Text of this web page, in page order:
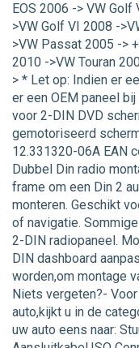
EOS 2006 -> VW
>VW Golf VI 2008 -
>VW Passat 2005 ->
2010 ->VW Touran
> * Let op: Indien er
er een OEM paneel
voor 2-DIN DVD
gemotoriseerd
12.331320-06A EAN
Dubbel Din radio
frame om een Din 2
monteren. Geschikt
of navigatie.
2-DIN radiopaneel.
DIN dashboard
worden,om montage
Niets vergeten?-
auto,kijkt u in de
uw auto eens naar: